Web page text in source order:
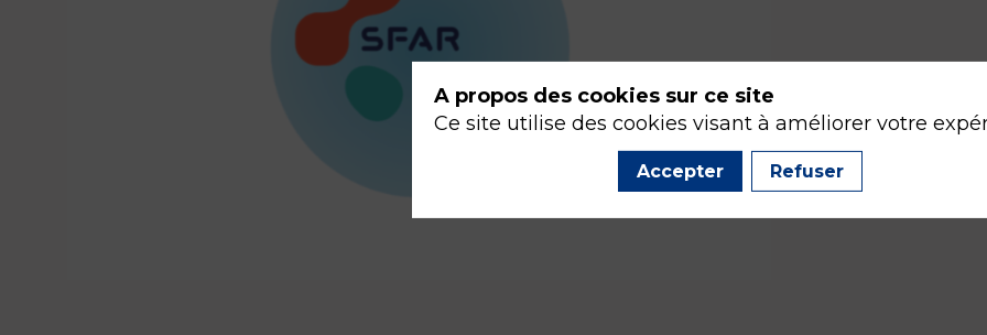
A propos des cookies sur ce site
Ce site utilise des cookies visant à améliorer votre
Accepter Refuser